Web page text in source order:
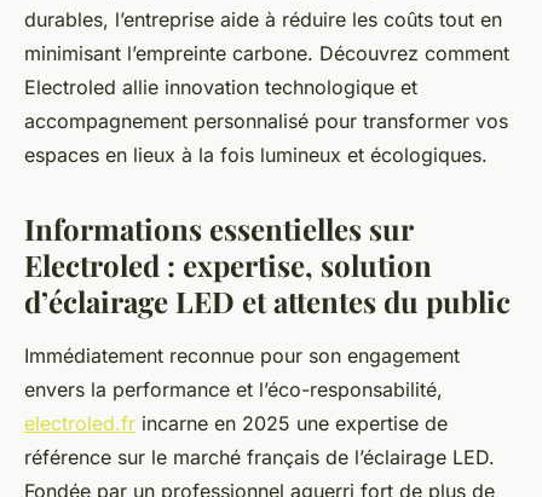
Léa•23 juillet 2025•5 min de lecture
durables, l’entreprise aide à réduire les coûts tout en
minimisant l’empreinte carbone. Découvrez comment
Electroled allie innovation technologique et
accompagnement personnalisé pour transformer vos
espaces en lieux à la fois lumineux et écologiques.
Informations essentielles sur
Electroled : expertise, solution
d’éclairage LED et attentes du public
Immédiatement reconnue pour son engagement
envers la performance et l’éco-responsabilité,
electroled.fr incarne en 2025 une expertise de
référence sur le marché français de l’éclairage LED.
Fondée par un professionnel aguerri fort de plus de